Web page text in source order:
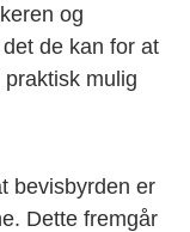
og
de kan for at
mulig
bevisbyrden er
Dette fremgår